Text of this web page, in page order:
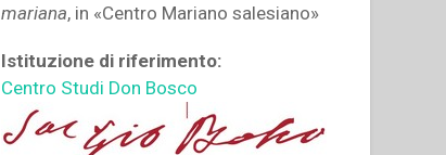
mariana, in «Centro Mariano salesiano»
Istituzione di riferimento:
Centro Studi Don Bosco